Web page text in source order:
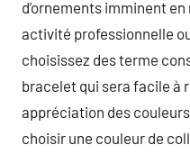
d’ornements imminent
activité professionnelle
choisissez des terme
bracelet qui sera facile à
appréciation des
choisir une couleur de